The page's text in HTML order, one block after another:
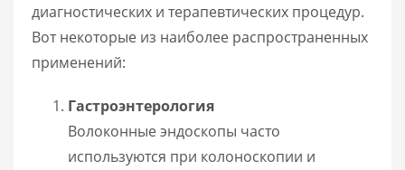
диагностических и терапевтических процедур.
Вот некоторые из наиболее распространенных
применений:
Гастроэнтерология
Волоконные эндоскопы часто
используются при колоноскопии и